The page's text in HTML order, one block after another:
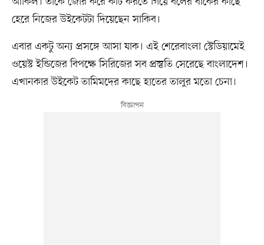
হেরে নিজের উইকেটটা দিয়েছেন সাকিব।
এবার একটু অন্য প্রসঙ্গে আসা যাক। এই শেরেবাংলা স্টেডিয়ামেই
ওয়েস্ট ইন্ডিজের বিপক্ষে সিরিজের সব প্রস্তুতি সেরেছে বাংলাদেশ।
এখানকার উইকেট তামিমদের কাছে হাতের তালুর মতো চেনা।